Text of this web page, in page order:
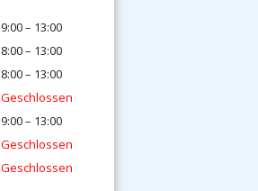
9:00 – 13:00
8:00 – 13:00
8:00 – 13:00
Geschlossen
9:00 – 13:00
Geschlossen
Geschlossen